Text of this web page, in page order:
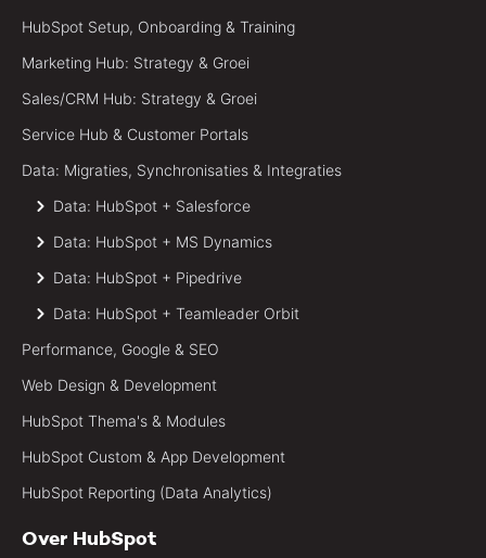
HubSpot Setup, Onboarding & Training
Marketing Hub: Strategy & Groei
Sales/CRM Hub: Strategy & Groei
Service Hub & Customer Portals
Data: Migraties, Synchronisaties & Integraties
Data: HubSpot + Salesforce
Data: HubSpot + MS Dynamics
Data: HubSpot + Pipedrive
Data: HubSpot + Teamleader Orbit
Performance, Google & SEO
Web Design & Development
HubSpot Thema's & Modules
HubSpot Custom & App Development
HubSpot Reporting (Data Analytics)
Over HubSpot